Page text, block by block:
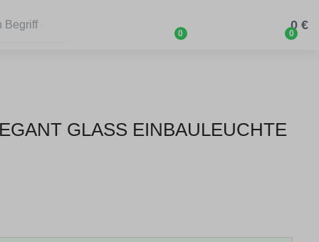
0 0
0 €
GLASS EINBAULEUCHTE